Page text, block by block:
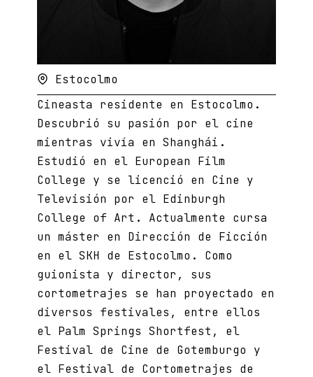
Estocolmo
Cineasta residente en Estocolmo.
Descubrió su pasión por el cine
mientras vivía en Shanghái.
Estudió en el European Film
College y se licenció en Cine y
Televisión por el Edinburgh
College of Art. Actualmente cursa
un máster en Dirección de Ficción
en el SKH de Estocolmo. Como
guionista y director, sus
cortometrajes se han proyectado en
diversos festivales, entre ellos
el Palm Springs Shortfest, el
Festival de Cine de Gotemburgo y
el Festival de Cortometrajes de